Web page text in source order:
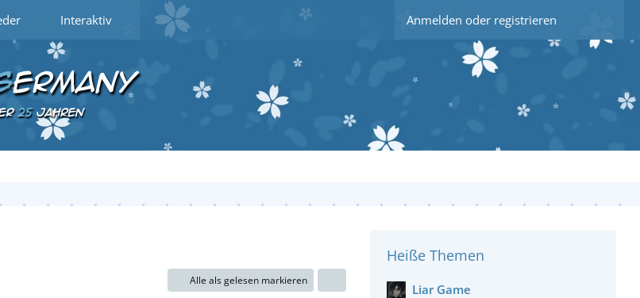
Interaktiv Anmelden oder registrieren
Alle als gelesen markieren
Heiße Themen
Liar Game